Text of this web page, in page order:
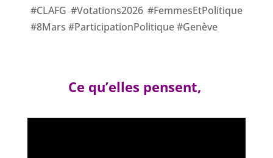
#CLAFG #Votations2026 #FemmesEtPolitique
#8Mars #ParticipationPolitique #Genève
Ce qu’elles pensent,